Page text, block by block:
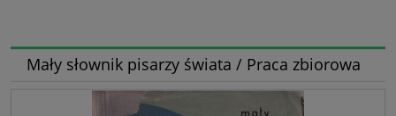
Mały słownik pisarzy świata / Praca zbiorowa